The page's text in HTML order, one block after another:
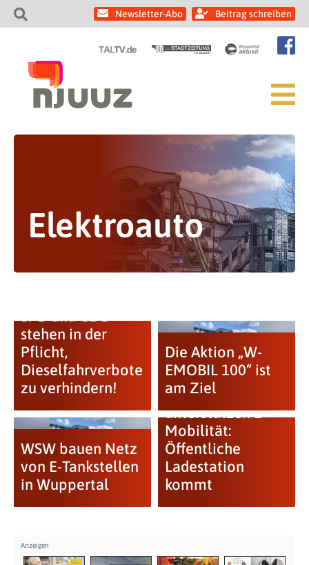
Newsletter-Abo Beitrag schreiben
Elektroauto
stehen in der
Pflicht,
Dieselfahrverbote
zu verhindern!
Die Aktion „W-
EMOBIL 100“ ist
am Ziel
WSW bauen Netz
von E-Tankstellen
in Wuppertal
WSW
unterstützen E-
Mobilität:
Öffentliche
Ladestation
kommt